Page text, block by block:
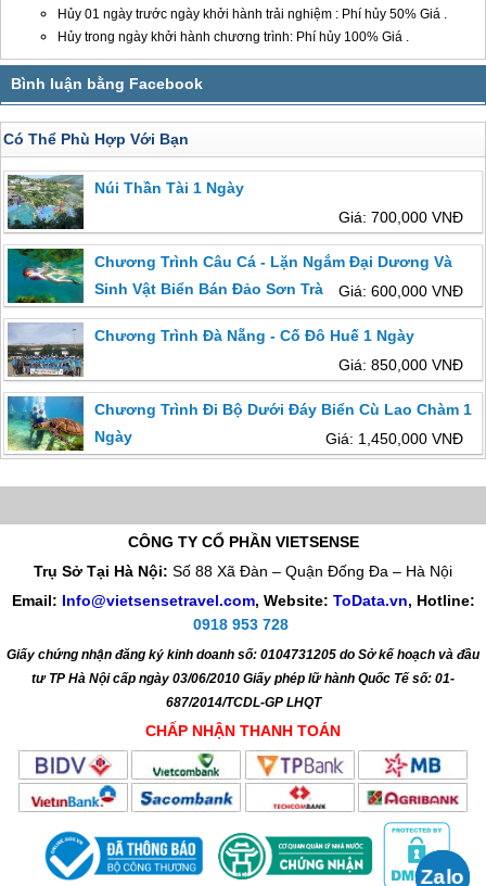
Hủy 01 ngày trước ngày khởi hành trải nghiệm : Phí hủy 50% Giá .
Hủy trong ngày khởi hành chương trình: Phí hủy 100% Giá .
Có Thể Phù Hợp Với Bạn
Núi Thần Tài 1 Ngày
Giá: 700,000 VNĐ
Chương Trình Câu Cá - Lặn Ngắm Đại Dương Và
Sinh Vật Biển Bán Đảo Sơn Trà
Giá: 600,000 VNĐ
Chương Trình Đà Nẵng - Cố Đô Huế 1 Ngày
Giá: 850,000 VNĐ
Chương Trình Đi Bộ Dưới Đáy Biển Cù Lao Chàm 1
Ngày
Giá: 1,450,000 VNĐ
CÔNG TY CỔ PHẦN VIETSENSE
Trụ Sở Tại Hà Nội: Số 88 Xã Đàn – Quận Đống Đa – Hà Nội
Email: Info@vietsensetravel.com, Website: ToData.vn, Hotline:
0918 953 728
Giấy chứng nhận đăng ký kinh doanh số: 0104731205 do Sở kế hoạch và đầu
tư TP Hà Nội cấp ngày 03/06/2010 Giấy phép lữ hành Quốc Tế số: 01-
687/2014/TCDL-GP LHQT
CHẤP NHẬN THANH TOÁN